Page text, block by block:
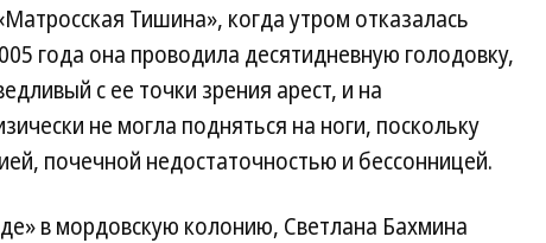
Тишина», когда утром отказалась
года она проводила десятидневную голодовку,
с ее точки зрения арест, и на
не могла подняться на ноги, поскольку
почечной недостаточностью и бессонницей.
в мордовскую колонию, Светлана Бахмина